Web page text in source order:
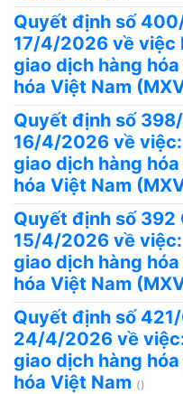
Quyết định số
17/4/2026 về việc
giao dịch hàng
hóa Việt Nam
Quyết định số
16/4/2026 về
giao dịch hàng
hóa Việt Nam
Quyết định số
15/4/2026 về
giao dịch hàng
hóa Việt Nam
Quyết định số
24/4/2026 về
giao dịch hàng
hóa Việt Nam ()